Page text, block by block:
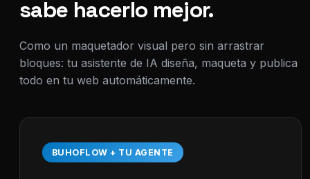
sabe hacerlo mejor.
Como un maquetador visual pero sin arrastrar
bloques: tu asistente de IA diseña, maqueta y publica
todo en tu web automáticamente.
BUHOFLOW + TU AGENTE